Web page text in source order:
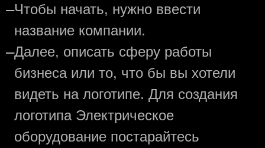
—Чтобы начать, нужно ввести
название компании.
—Далее, описать сферу работы
бизнеса или то, что бы вы хотели
видеть на логотипе. Для создания
логотипа Электрическое
оборудование постарайтесь